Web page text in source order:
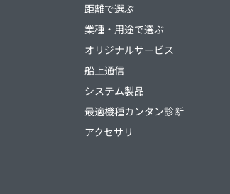
距離で選ぶ
業種・用途で選ぶ
オリジナルサービス
船上通信
システム製品
最適機種カンタン診断
アクセサリ